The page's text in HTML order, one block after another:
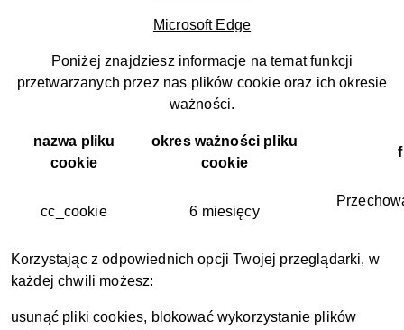
Microsoft Edge
Poniżej znajdziesz informacje na temat funkcji
przetwarzanych przez nas plików cookie oraz ich okresie
ważności.
nazwa pliku
cookie
okres ważności pliku
cookie
cc_cookie 6 miesięcy
Korzystając z odpowiednich opcji Twojej przeglądarki, w
każdej chwili możesz:
usunąć pliki cookies, blokować wykorzystanie plików